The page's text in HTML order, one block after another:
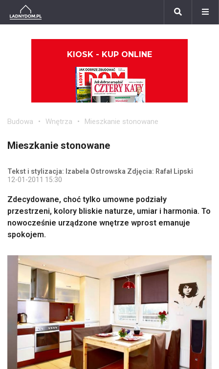
KIOSK - KUP ONLINE
Budowa Wnętrza Mieszkanie stonowane
Mieszkanie stonowane
Tekst i stylizacja: Izabela Ostrowska Zdjęcia: Rafał Lipski
12-01-2011 15:30
Zdecydowane, choć tylko umowne podziały
przestrzeni, kolory bliskie naturze, umiar i harmonia. To
nowocześnie urządzone wnętrze wprost emanuje
spokojem.